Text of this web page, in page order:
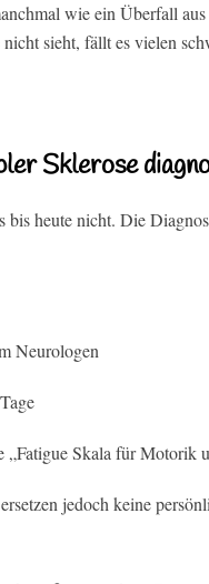
wie ein Überfall
sieht, fällt es vielen
Sklerose
heute nicht. Die
Neurologen
„Fatigue Skala für
jedoch keine